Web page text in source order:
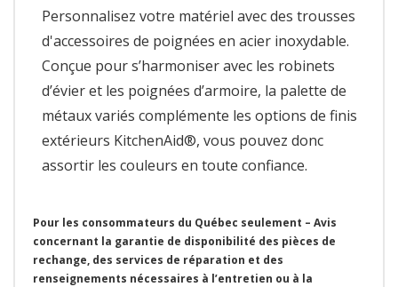
Personnalisez votre matériel avec des trousses
d'accessoires de poignées en acier inoxydable.
Conçue pour s’harmoniser avec les robinets
d’évier et les poignées d’armoire, la palette de
métaux variés complémente les options de finis
extérieurs KitchenAid®, vous pouvez donc
assortir les couleurs en toute confiance.
Pour les consommateurs du Québec seulement – Avis
concernant la garantie de disponibilité des pièces de
rechange, des services de réparation et des
renseignements nécessaires à l’entretien ou à la